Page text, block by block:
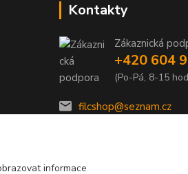
Kontakty
Zákaznická
+420 604
(Po-Pá, 8-15
filcshop@seznam.cz
informace